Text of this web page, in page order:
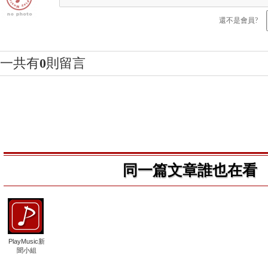
還不是會員?
一共有0則留言
同一篇文章誰也在看
PlayMusic新
聞小組